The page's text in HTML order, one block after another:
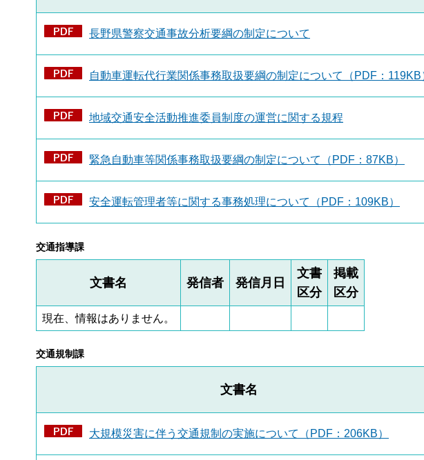
長野県警察交通事故分析要綱の制定について
自動車運転代行業関係事務取扱要綱の制定について（PDF：119KB
地域交通安全活動推進委員制度の運営に関する規程
緊急自動車等関係事務取扱要綱の制定について（PDF：87KB）
安全運転管理者等に関する事務処理について（PDF：109KB）
交通指導課
文書名 発信者 発信月日
文書
区分
掲載
区分
現在、情報はありません。
交通規制課
文書名
大規模災害に伴う交通規制の実施について（PDF：206KB）